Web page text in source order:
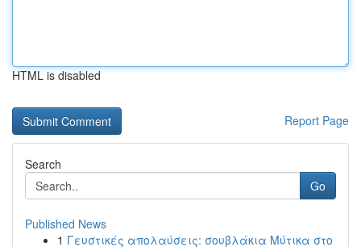
HTML is disabled
Report Page
Search
Go
Published News
1 Γευστικές απολαύσεις: σουβλάκια Μύτικα στο